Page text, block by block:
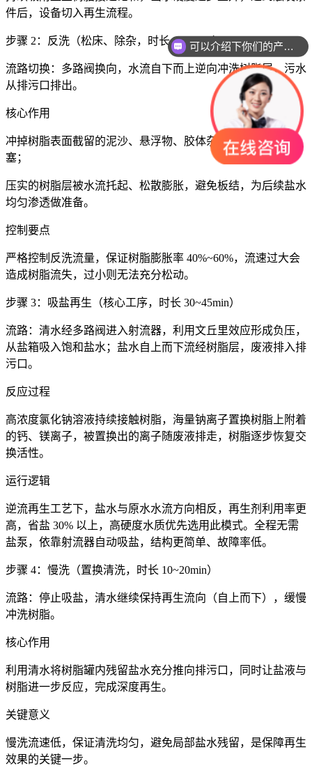
件后，设备切入再生流程。
步骤 2：反洗（松床、除杂，时长 5~15min）
流路切换：多路阀换向，水流自下而上逆向冲洗树脂层，污水
从排污口排出。
核心作用
冲掉树脂表面截留的泥沙、悬浮物、胶体杂质，防止滤层堵
塞；
压实的树脂层被水流托起、松散膨胀，避免板结，为后续盐水
均匀渗透做准备。
控制要点
严格控制反洗流量，保证树脂膨胀率 40%~60%，流速过大会
造成树脂流失，过小则无法充分松动。
步骤 3：吸盐再生（核心工序，时长 30~45min）
流路：清水经多路阀进入射流器，利用文丘里效应形成负压，
从盐箱吸入饱和盐水；盐水自上而下流经树脂层，废液排入排
污口。
反应过程
高浓度氯化钠溶液持续接触树脂，海量钠离子置换树脂上附着
的钙、镁离子，被置换出的离子随废液排走，树脂逐步恢复交
换活性。
运行逻辑
逆流再生工艺下，盐水与原水水流方向相反，再生剂利用率更
高，省盐 30% 以上，高硬度水质优先选用此模式。全程无需
盐泵，依靠射流器自动吸盐，结构更简单、故障率低。
步骤 4：慢洗（置换清洗，时长 10~20min）
流路：停止吸盐，清水继续保持再生流向（自上而下），缓慢
冲洗树脂。
核心作用
利用清水将树脂罐内残留盐水充分推向排污口，同时让盐液与
树脂进一步反应，完成深度再生。
关键意义
慢洗流速低，保证清洗均匀，避免局部盐水残留，是保障再生
效果的关键一步。
可以介绍下你们的产品么